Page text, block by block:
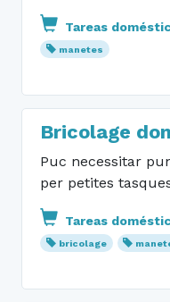
Tareas
manetes
Bricolage
Puc necessitar
per petites
Tareas
bricolage